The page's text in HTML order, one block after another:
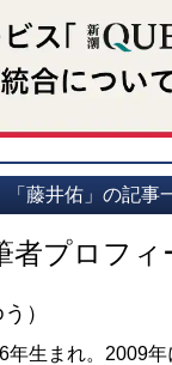
「藤井佑」の記事
者プロフィ
）
年生まれ。2009